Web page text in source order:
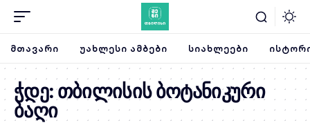
ᲛᲗᲐᲕᲐᲠᲘ ᲣᲐᲮᲚᲔᲡᲘ ᲐᲛᲑᲔᲑᲘ ᲡᲘᲐᲮᲚᲔᲔᲑᲘ
ჭდე:თბილისის ბოტანიკური
ბაღი